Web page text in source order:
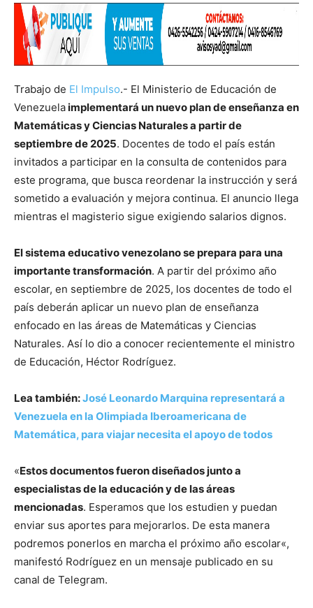
Trabajo de El Impulso.- El Ministerio de Educación de
Venezuelaimplementará un nuevo plan de enseñanza en
Matemáticas y Ciencias Naturales a partir de
septiembre de 2025. Docentes de todo el país están
invitados a participar en la consulta de contenidos para
este programa, que busca reordenar la instrucción y será
sometido a evaluación y mejora continua. El anuncio llega
mientras el magisterio sigue exigiendo salarios dignos.
El sistema educativo venezolano se prepara para una
importante transformación. A partir del próximo año
escolar, en septiembre de 2025, los docentes de todo el
país deberán aplicar un nuevo plan de enseñanza
enfocado en las áreas de Matemáticas y Ciencias
Naturales. Así lo dio a conocer recientemente el ministro
de Educación, Héctor Rodríguez.
Lea también:José Leonardo Marquina representará a
Venezuela en la Olimpiada Iberoamericana de
Matemática, para viajar necesita el apoyo de todos
«Estos documentos fueron diseñados junto a
especialistas de la educación y de las áreas
mencionadas. Esperamos que los estudien y puedan
enviar sus aportes para mejorarlos. De esta manera
podremos ponerlos en marcha el próximo año escolar«,
manifestó Rodríguez en un mensaje publicado en su
canal de Telegram.